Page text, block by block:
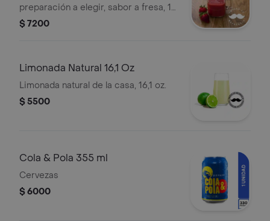
preparación a elegir, sabor a fresa, 16
oz.
$ 7200
Limonada Natural 16,1 Oz
Limonada natural de la casa, 16,1 oz.
$ 5500
Cola & Pola 355 ml
Cervezas
$ 6000